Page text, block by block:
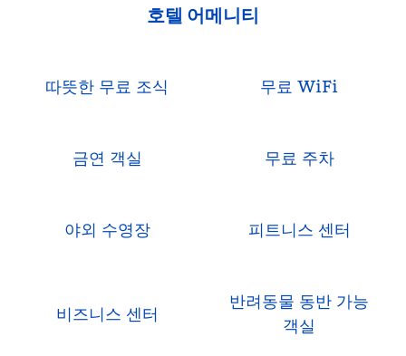
호텔 어메니티
따뜻한 무료 조식 무료 WiFi
금연 객실 무료 주차
야외 수영장 피트니스 센터
비즈니스 센터
반려동물 동반 가능
객실